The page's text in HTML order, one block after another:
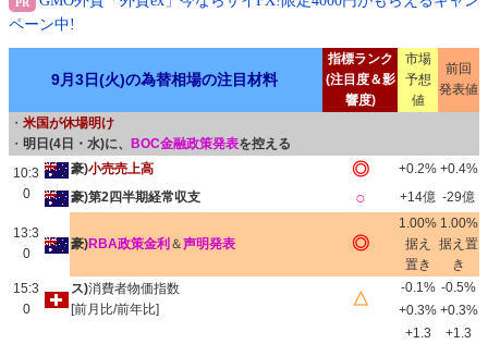
ペーン中!
9月3日(火)の為替相場の注目材料
指標ランク
(注目度＆影
響度)
市場
予想
値
前回
発表値
・ 米国が休場明け
・ 明日(4日・水)に、 BOC金融政策発表を控える
10:3
0
豪)小売売上高 ◎ +0.2% +0.4%
豪)第2四半期経常収支
○ +14億 -29億
13:3
0
豪)RBA政策金利 ＆声明発表 ◎
1.00%
据え
置き
1.00%
据え置
き
15:3
0
ス)消費者物価指数
[前月比/前年比]
△
-0.1% -0.5%
+0.3% +0.3%
+1.3
+1.3